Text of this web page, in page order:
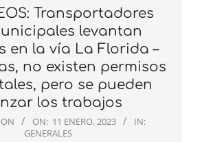
Transportadores
levantan
en la vía La Florida –
no existen permisos
pero se pueden
los trabajos
ON: 11 ENERO, 2023
IN:
GENERALES